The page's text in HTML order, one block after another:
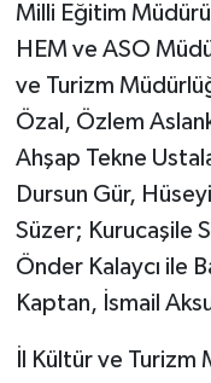
Milli Eğitim
HEM ve ASO
ve Turizm
Özal, Özlem
Ahşap Tekne
Dursun Gür,
Süzer; Kurucaşile
Önder Kalaycı ile
Kaptan, İsmail
İl Kültür ve Turizm